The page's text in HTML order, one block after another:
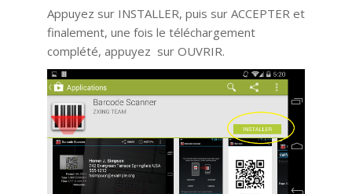
Appuyez sur INSTALLER, puis sur ACCEPTER et
finalement, une fois le téléchargement
complété, appuyez sur OUVRIR.